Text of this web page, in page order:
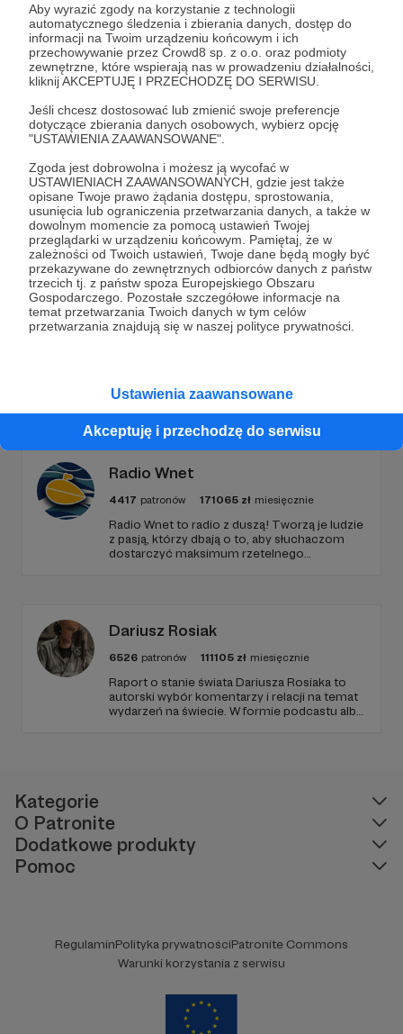
Aby wyrazić zgody na korzystanie z technologii
automatycznego śledzenia i zbierania danych, dostęp do
informacji na Twoim urządzeniu końcowym i ich
przechowywanie przez Crowd8 sp. z o.o. oraz podmioty
zewnętrzne, które wspierają nas w prowadzeniu działalności,
kliknij AKCEPTUJĘ I PRZECHODZĘ DO SERWISU.
Jeśli chcesz dostosować lub zmienić swoje preferencje
dotyczące zbierania danych osobowych, wybierz opcję
"USTAWIENIA ZAAWANSOWANE".
Zgoda jest dobrowolna i możesz ją wycofać w
USTAWIENIACH ZAAWANSOWANYCH, gdzie jest także
opisane Twoje prawo żądania dostępu, sprostowania,
usunięcia lub ograniczenia przetwarzania danych, a także w
dowolnym momencie za pomocą ustawień Twojej
przeglądarki w urządzeniu końcowym. Pamiętaj, że w
zależności od Twoich ustawień, Twoje dane będą mogły być
przekazywane do zewnętrznych odbiorców danych z państw
trzecich tj. z państw spoza Europejskiego Obszaru
Gospodarczego. Pozostałe szczegółowe informacje na
temat przetwarzania Twoich danych w tym celów
przetwarzania znajdują się w naszej polityce prywatności.
Ustawienia zaawansowane
Akceptuję i przechodzę do serwisu
Dołącz do grona Patronów!
Wesprzyj działalność AutoraRadio 357już teraz!
Zostań Patronem
Promowani autorzy
Radio Wnet
4417 patronów 171065 zł miesięcznie
Radio Wnet to radio z duszą! Tworzą je ludzie
z pasją, którzy dbają o to, aby słuchaczom
dostarczyć maksimum rzetelnego
Dariusz Rosiak
6526 patronów 111105 zł miesięcznie
Raport o stanie świata Dariusza Rosiaka to
autorski wybór komentarzy i relacji na temat
wydarzeń na świecie. W formie podcastu albo
Kategorie
O Patronite
Dodatkowe produkty
Pomoc
RegulaminPolityka prywatnościPatronite Commons
Warunki korzystania z serwisu